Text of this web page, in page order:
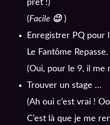
prêt !)
(Facile 😉)
Enregistrer PQ pour
Le Fantôme Repasse.
(Oui, pour le 9, il me
Trouver un stage …
(Ah oui c’est vrai !
C’est là que je me